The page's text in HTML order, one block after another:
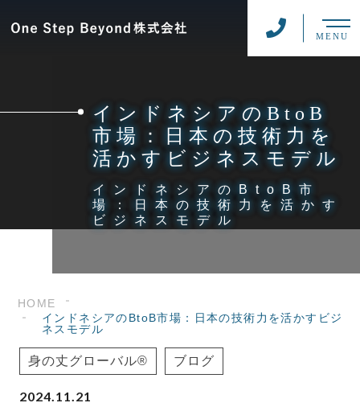
MENU
インドネシアのBtoB
市場：日本の技術力を
活かすビジネスモデル
インドネシアのBtoB市
場：日本の技術力を活かす
ビジネスモデル
HOME
インドネシアのBtoB市場：日本の技術力を活かすビジ
ネスモデル
身の丈グローバル® ブログ
2024.11.21